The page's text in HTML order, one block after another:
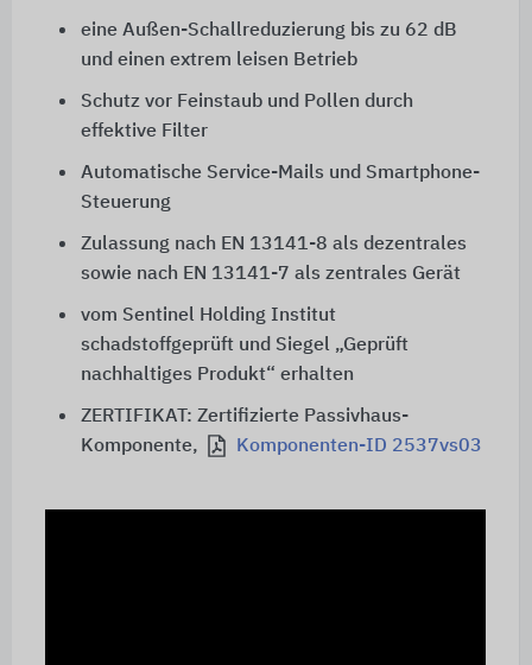
eine Außen-Schallreduzierung bis zu 62 dB
und einen extrem leisen Betrieb
Schutz vor Feinstaub und Pollen durch
effektive Filter
Automatische Service-Mails und Smartphone-
Steuerung
Zulassung nach EN 13141-8 als dezentrales
sowie nach EN 13141-7 als zentrales Gerät
vom Sentinel Holding Institut
schadstoffgeprüft und Siegel „Geprüft
nachhaltiges Produkt“ erhalten
ZERTIFIKAT: Zertifizierte Passivhaus-
Komponente,
Komponenten-ID 2537vs03